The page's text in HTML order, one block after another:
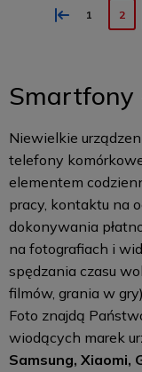
« 1 2
Smartfony
Niewielkie
telefony
elementem
pracy, kontaktu na
dokonywania
na fotografiach i
spędzania czasu
filmów, grania w
Foto znajdą
wiodących marek
Samsung, Xiaomi,